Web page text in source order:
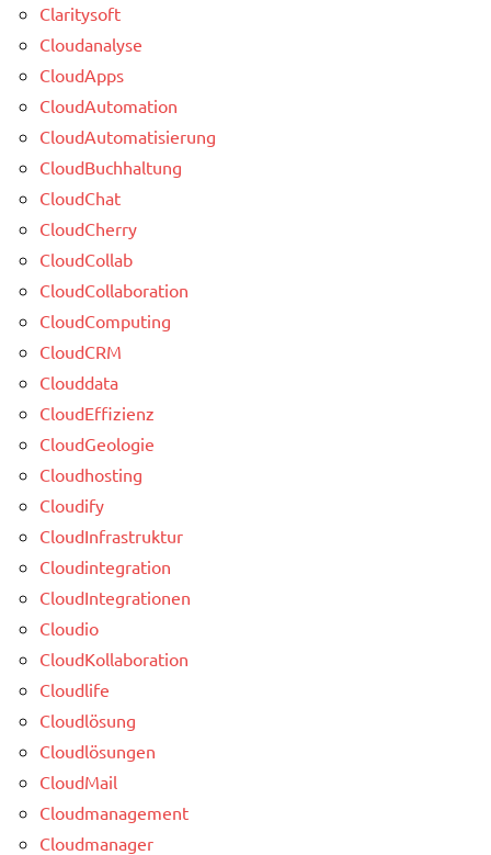
Claritysoft
Cloudanalyse
CloudApps
CloudAutomation
CloudAutomatisierung
CloudBuchhaltung
CloudChat
CloudCherry
CloudCollab
CloudCollaboration
CloudComputing
CloudCRM
Clouddata
CloudEffizienz
CloudGeologie
Cloudhosting
Cloudify
CloudInfrastruktur
Cloudintegration
CloudIntegrationen
Cloudio
CloudKollaboration
Cloudlife
Cloudlösung
Cloudlösungen
CloudMail
Cloudmanagement
Cloudmanager